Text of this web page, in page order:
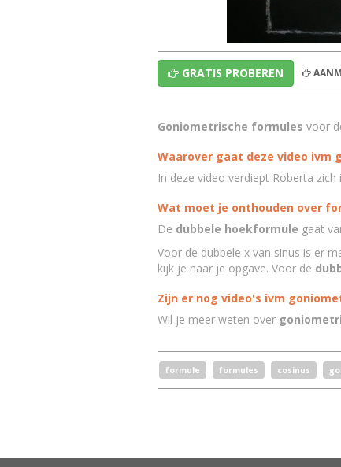
GRATIS PROBEREN
Goniometrische formules voor
Waarover gaat deze video ivm
In deze video verdiept Roberta zich
Wat moet je onthouden over
De dubbele hoekformule gaat
Voor de dubbele x van sinus is er
kijk je naar je opgave. Voor de
Zijn er nog video's ivm
Wil je meer weten over
formule formules cosinus